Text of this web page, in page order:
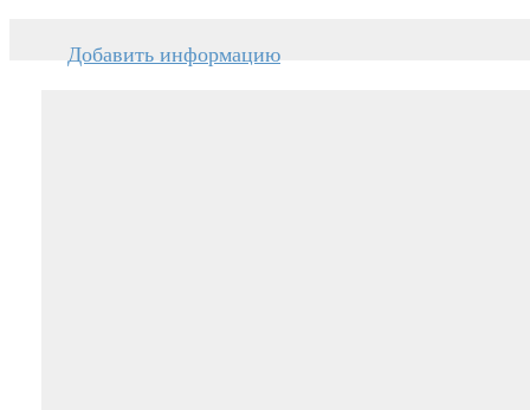
Добавить информацию